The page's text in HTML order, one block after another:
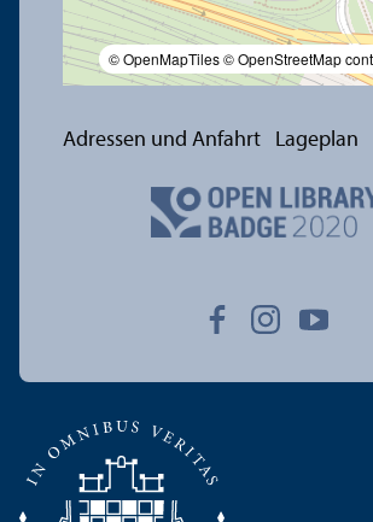
© OpenMapTiles© OpenStreetMap
Adressen und Anfahrt Lageplan